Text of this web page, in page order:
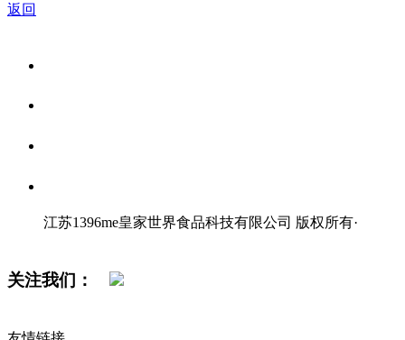
返回
江苏1396me皇家世界食品科技有限公司 版权所有·
关注我们：